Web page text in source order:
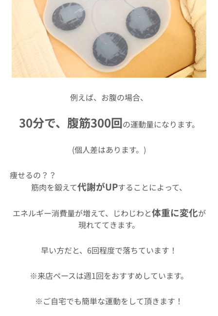
例えば、お腹の場合、
30分で、腹筋300回の運動量になります。
(個人差はあります。)
痩せるの？？
筋肉を鍛えて代謝がUPすることによって、
エネルギー消費量が増えて、じわじわと体重に変化が
現れててきます。
早い方だと、6回程度で落ちています！
※来店ペースは週1回をおすすめしています。
※ご自宅でも簡単な運動をして頂きます！